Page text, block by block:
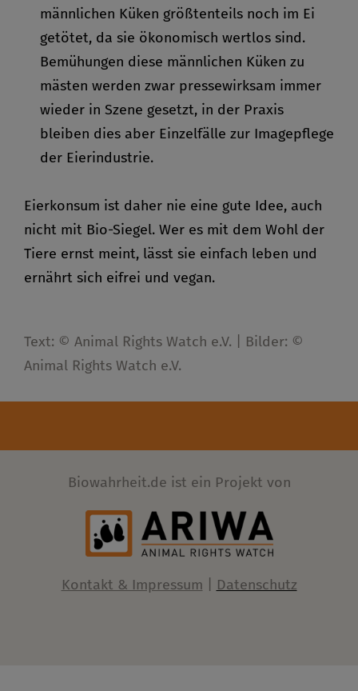
männlichen Küken größtenteils noch im Ei
getötet, da sie ökonomisch wertlos sind.
Bemühungen diese männlichen Küken zu
mästen werden zwar pressewirksam immer
wieder in Szene gesetzt, in der Praxis
bleiben dies aber Einzelfälle zur Imagepflege
der Eierindustrie.
Eierkonsum ist daher nie eine gute Idee, auch
nicht mit Bio-Siegel. Wer es mit dem Wohl der
Tiere ernst meint, lässt sie einfach leben und
ernährt sich eifrei und vegan.
Text: © Animal Rights Watch e.V. | Bilder: ©
Animal Rights Watch e.V.
Biowahrheit.de ist ein Projekt von
Kontakt & Impressum Datenschutz